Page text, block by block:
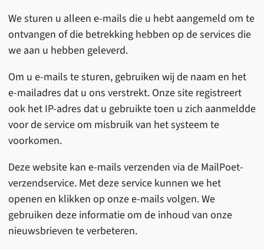
We sturen u alleen e-mails die u hebt aangemeld om te
ontvangen of die betrekking hebben op de services die
we aan u hebben geleverd.
Om u e-mails te sturen, gebruiken wij de naam en het
e-mailadres dat u ons verstrekt. Onze site registreert
ook het IP-adres dat u gebruikte toen u zich aanmeldde
voor de service om misbruik van het systeem te
voorkomen.
Deze website kan e-mails verzenden via de MailPoet-
verzendservice. Met deze service kunnen we het
openen en klikken op onze e-mails volgen. We
gebruiken deze informatie om de inhoud van onze
nieuwsbrieven te verbeteren.